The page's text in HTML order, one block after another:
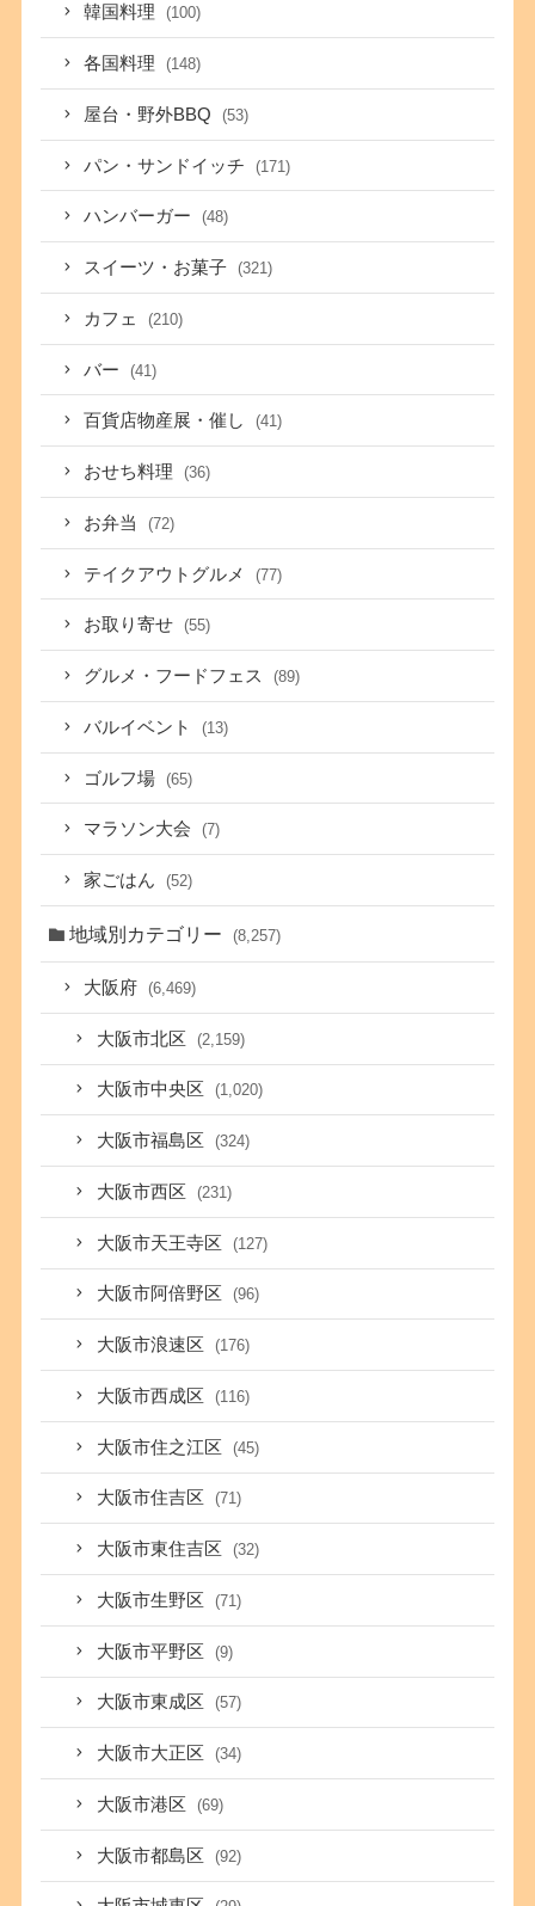
韓国料理 (100)
各国料理 (148)
屋台・野外BBQ (53)
パン・サンドイッチ (171)
ハンバーガー (48)
スイーツ・お菓子 (321)
カフェ (210)
バー (41)
百貨店物産展・催し (41)
おせち料理 (36)
お弁当 (72)
テイクアウトグルメ (77)
お取り寄せ (55)
グルメ・フードフェス (89)
バルイベント (13)
ゴルフ場 (65)
マラソン大会 (7)
家ごはん (52)
地域別カテゴリー (8,257)
大阪府 (6,469)
大阪市北区 (2,159)
大阪市中央区 (1,020)
大阪市福島区 (324)
大阪市西区 (231)
大阪市天王寺区 (127)
大阪市阿倍野区 (96)
大阪市浪速区 (176)
大阪市西成区 (116)
大阪市住之江区 (45)
大阪市住吉区 (71)
大阪市東住吉区 (32)
大阪市生野区 (71)
大阪市平野区 (9)
大阪市東成区 (57)
大阪市大正区 (34)
大阪市港区 (69)
大阪市都島区 (92)